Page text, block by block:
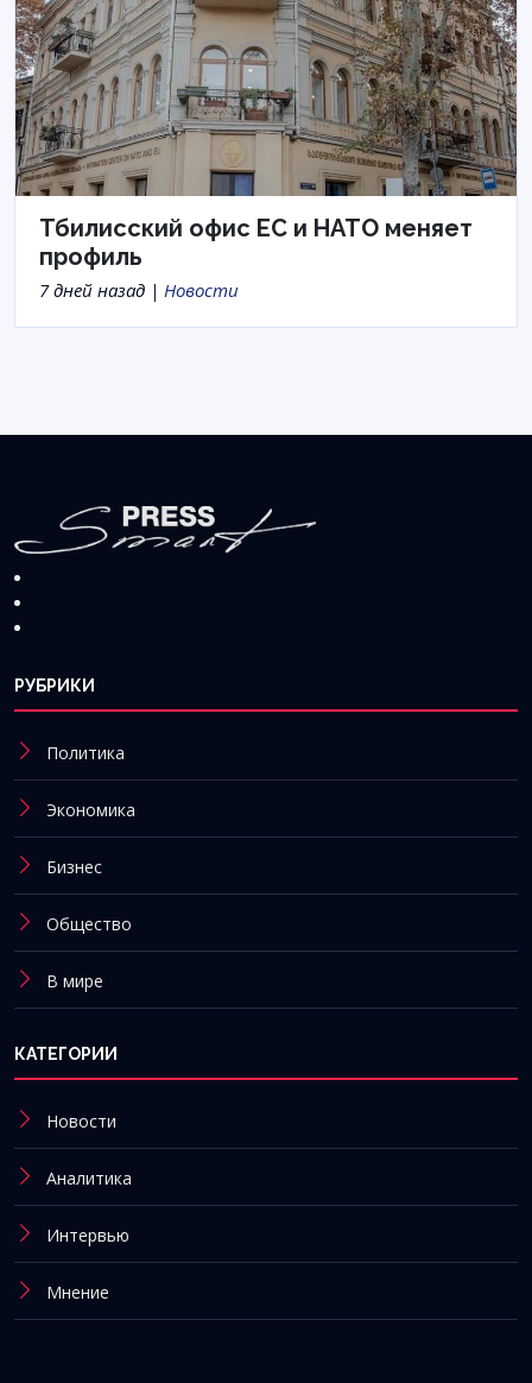
Тбилисский офис ЕС и НАТО меняет
профиль
7 дней назад | Новости
РУБРИКИ
Политика
Экономика
Бизнес
Общество
В мире
КАТЕГОРИИ
Новости
Аналитика
Интервью
Мнение